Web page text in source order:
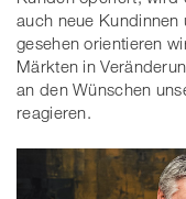
auch neue
gesehen orientieren
Märkten in
an den Wünschen
reagieren.